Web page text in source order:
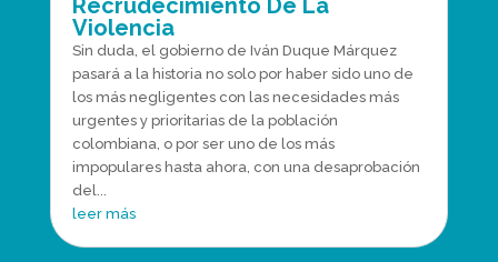
Recrudecimiento De La
Violencia
Sin duda, el gobierno de Iván Duque Márquez
pasará a la historia no solo por haber sido uno de
los más negligentes con las necesidades más
urgentes y prioritarias de la población
colombiana, o por ser uno de los más
impopulares hasta ahora, con una desaprobación
del...
leer más